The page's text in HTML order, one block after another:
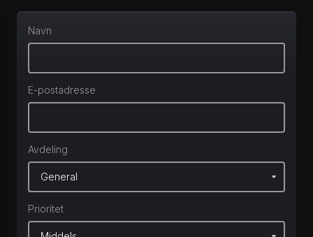
Navn
E-postadresse
Avdeling
Prioritet